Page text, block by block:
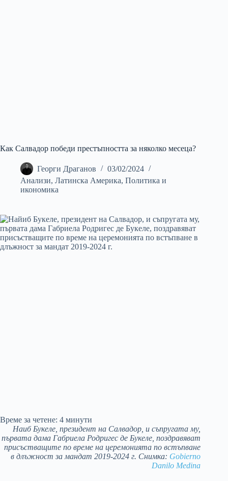
Как Салвадор победи престъпността за няколко месеца?
Георги Драганов
03/02/2024
Анализи, Латинска Америка, Политика и
икономика
Време за четене: 4 минути
Наиб Букеле, президент на Салвадор, и съпругата му,
първата дама Габриела Родригес де Букеле, поздравяват
присъстващите по време на церемонията по встъпване
в длъжност за мандат 2019-2024 г. Снимка: Gobierno
Danilo Medina